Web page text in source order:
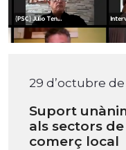
29 d’octubre
Suport
als sectors
comerç local